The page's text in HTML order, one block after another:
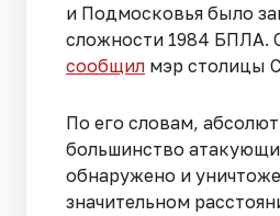
и Подмосковья было
сложности 1984 БПЛА.
сообщил мэр столицы
По его словам,
большинство
обнаружено и
значительном